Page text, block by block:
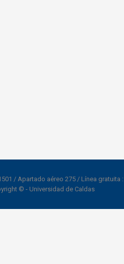
/ Apartado aéreo 275 / Línea gratuita
© - Universidad de Caldas